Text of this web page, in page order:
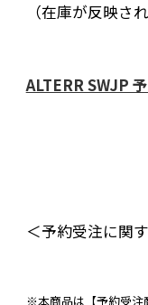
（在庫が反映さ
ALTERR SWJP
＜予約受注に関
※本商品は【予約受注